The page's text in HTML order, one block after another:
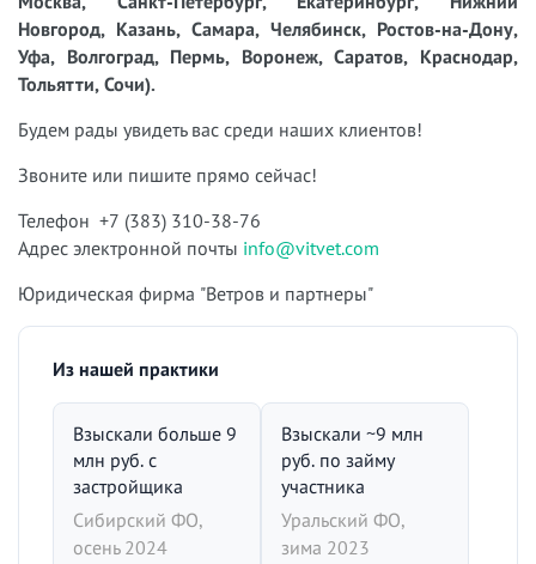
Новгород, Казань, Самара, Челябинск, Ростов-на-Дону,
Уфа, Волгоград, Пермь, Воронеж, Саратов, Краснодар,
Тольятти, Сочи).
Будем рады увидеть вас среди наших клиентов!
Звоните или пишите прямо сейчас!
Телефон +7 (383) 310-38-76
Адрес электронной почты info@vitvet.com
Юридическая фирма "Ветров и партнеры"
Из нашей практики
Взыскали больше 9
млн руб. с
застройщика
Сибирский ФО,
осень 2024
Взыскали ~9 млн
руб. по займу
участника
Уральский ФО,
зима 2023